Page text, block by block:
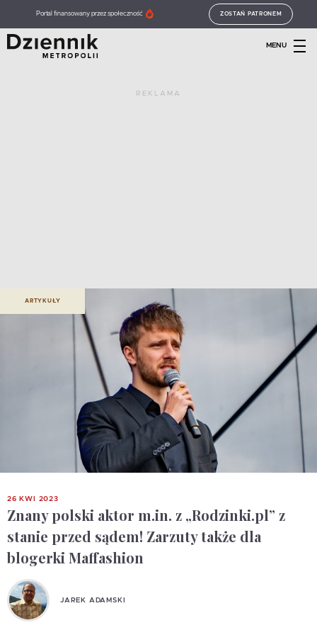
Portal finansowany przez społeczność ZOSTAŃ PATRONEM
MENU
REKLAMA
ARTYKUŁY
26 KWI 2023
Znany polski aktor m.in. z „Rodzinki.pl” z
stanie przed sądem! Zarzuty także dla
blogerki Maffashion
JAREK ADAMSKI